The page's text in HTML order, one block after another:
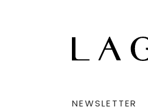
NEWSLETTER